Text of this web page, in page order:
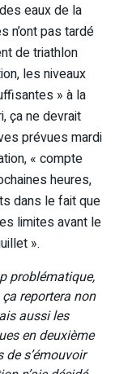
eaux de la
n’ont pas tardé
de triathlon
les niveaux
» à la
ça ne devrait
prévues mardi
« compte
heures,
dans le fait que
limites avant le
».
problématique,
reportera non
aussi les
en deuxième
s’émouvoir